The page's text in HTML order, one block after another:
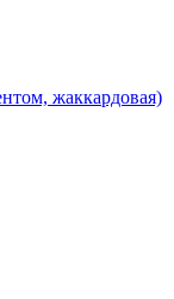
жаккардовая)